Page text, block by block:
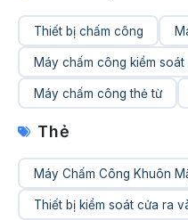
Thiết bị chấm công
Máy chấm công kiểm soát
Máy chấm công thẻ từ
Thẻ
Máy Chấm Công Khuôn
Thiết bị kiểm soát cửa ra